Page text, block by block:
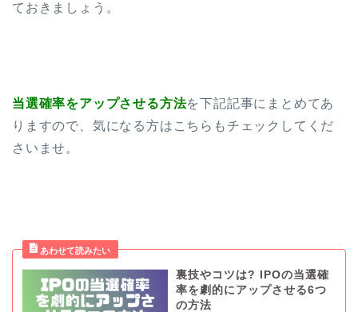
ておきましょう。
当選確率をアップさせる方法を下記記事にまとめてあ
りますので、気になる方はこちらもチェックしてくだ
さいませ。
裏技やコツは? IPOの当選確
率を劇的にアップさせる6つ
の方法